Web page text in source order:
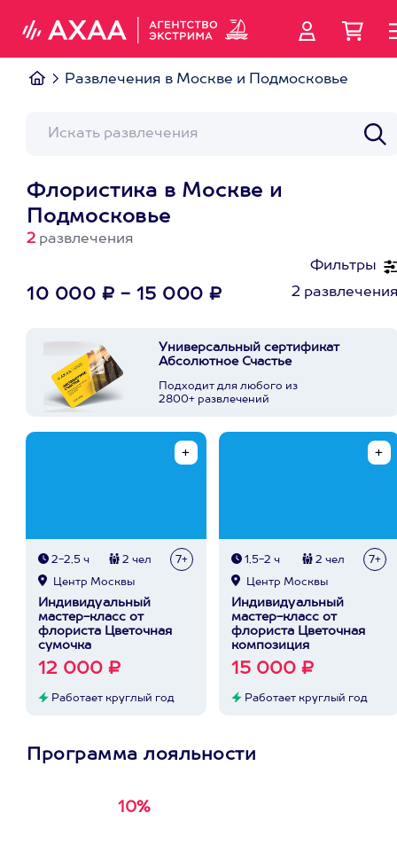
Развлечения в Москве и Подмосковье
Флористика в Москве и
Подмосковье
2 развлечения
Фильтры
10 000 ₽ - 15 000 ₽ 2
Универсальный сертификат
Абсолютное Счастье
Подходит для любого из
2800+ развлечений
2-2,5 ч 2 чел 7+
Центр Москвы
Индивидуальный
мастер-класс от
флориста Цветочная
сумочка
12 000 ₽
Работает круглый год
1,5-2 ч 2 чел 7+
Центр Москвы
Индивидуальный
мастер-класс от
флориста Цветочная
композиция
15 000 ₽
Работает круглый год
Программа лояльности
10%